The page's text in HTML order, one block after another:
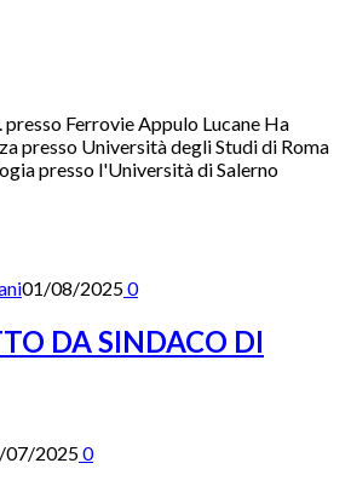
Ferrovie Appulo Lucane Ha
presso Università degli Studi di Roma
presso l'Università di Salerno
01/08/20250
DA SINDACO DI
07/20250